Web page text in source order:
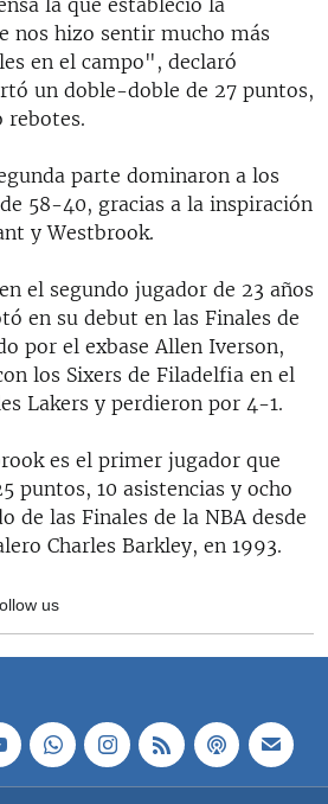
nos hizo sentir mucho más
en el campo", declaró
un doble-doble de 27 puntos,
rebotes.
parte dominaron a los
58-40, gracias a la inspiración
y Westbrook.
el segundo jugador de 23 años
en su debut en las Finales de
por el exbase Allen Iverson,
los Sixers de Filadelfia en el
Lakers y perdieron por 4-1.
es el primer jugador que
puntos, 10 asistencias y ocho
de las Finales de la NBA desde
Charles Barkley, en 1993.
us